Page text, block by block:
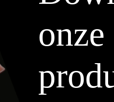
onze